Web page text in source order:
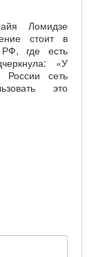
Ломидзе
стоит в
где есть
«У
сеть
это